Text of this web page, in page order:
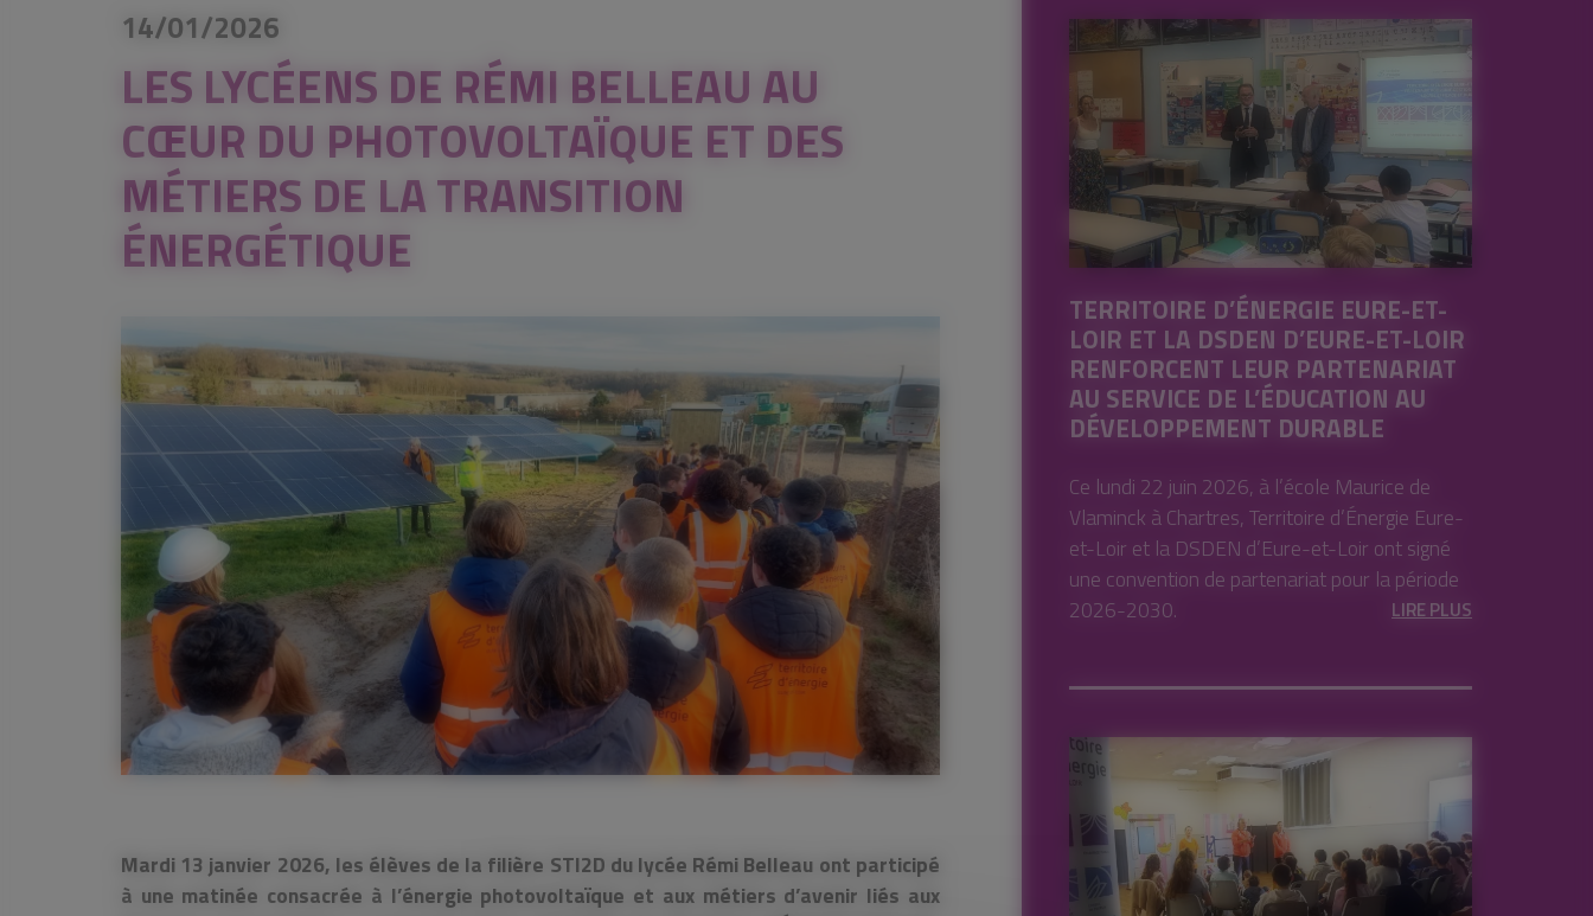
14/01/2026
LES LYCÉENS DE RÉMI BELLEAU AU
CŒUR DU PHOTOVOLTAÏQUE ET DES
MÉTIERS DE LA TRANSITION
ÉNERGÉTIQUE
Mardi 13 janvier 2026, les élèves de la filière STI2D du lycée Rémi Belleau ont participé
à une matinée consacrée à l’énergie photovoltaïque et aux métiers d’avenir liés aux
TERRITOIRE D’ÉNERGIE EURE-ET-
LOIR ET LA DSDEN D’EURE-ET-LOIR
RENFORCENT LEUR PARTENARIAT
AU SERVICE DE L’ÉDUCATION AU
DÉVELOPPEMENT DURABLE
Ce lundi 22 juin 2026, à l’école Maurice de
Vlaminck à Chartres, Territoire d’Énergie Eure-
et-Loir et la DSDEN d’Eure-et-Loir ont signé
une convention de partenariat pour la période
2026-2030.
LIRE PLUS